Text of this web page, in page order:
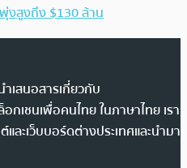
งสูงถึง $130 ล้าน
เสนอสารเกี่ยวกับ
กเชนเพื่อคนไทย ในภาษาไทย เรา
ละเว็บบอร์ดต่างประเทศและนำมา